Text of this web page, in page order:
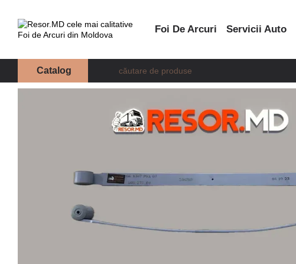
Foi De Arcuri Servicii Auto
Catalog